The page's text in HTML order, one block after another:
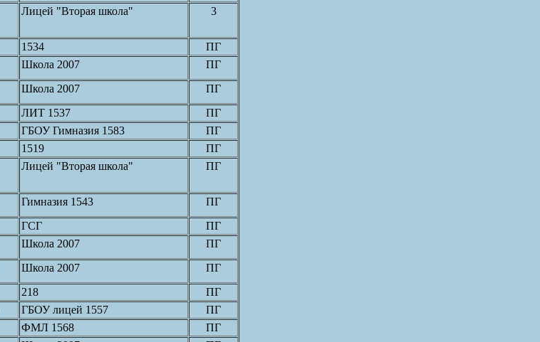
Лицей "Вторая школа" 3
1534
ПГ
Школа 2007
ПГ
Школа 2007
ПГ
ЛИТ 1537
ПГ
ГБОУ Гимназия 1583
ПГ
1519
ПГ
Лицей "Вторая школа" ПГ
Гимназия 1543
ПГ
ГСГ
ПГ
Школа 2007
ПГ
Школа 2007
ПГ
218
ПГ
ГБОУ лицей 1557
ПГ
ФМЛ 1568
ПГ